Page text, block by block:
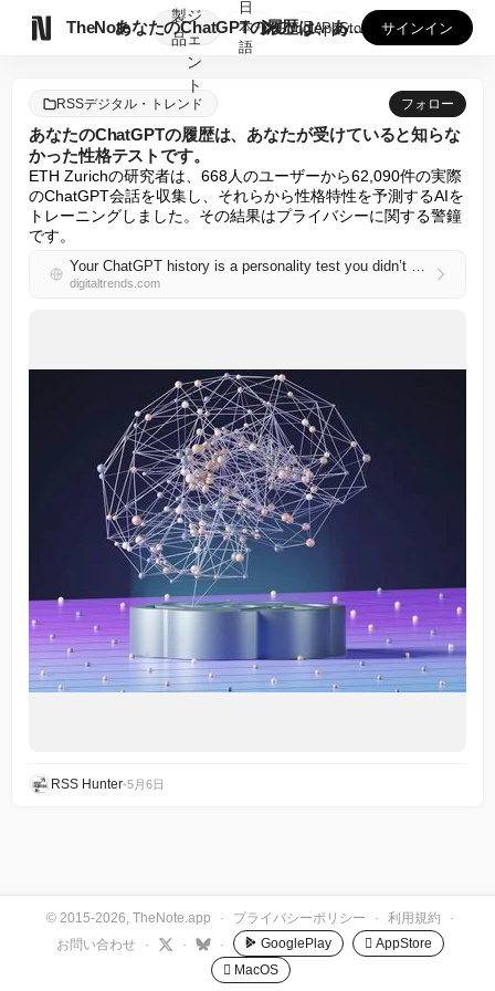
TheNote
製
品
ジ
ェ
ン
ト
あなたのChatGPTの履歴は、あなたが受けていると知らなか...
日
本
語
GooglePlay
AppStore サインイン
RSSデジタル・トレンド フォロー
あなたのChatGPTの履歴は、あなたが受けていると知らな
かった性格テストです。
ETH Zurichの研究者は、668人のユーザーから62,090件の実際
のChatGPT会話を収集し、それらから性格特性を予測するAIを
トレーニングしました。その結果はプライバシーに関する警鐘
です。
Your ChatGPT history is a personality test you didn’t know you were taking
digitaltrends.com
RSS Hunter•5月6日
© 2015-2026, TheNote.app · プライバシーポリシー · 利用規約
·
お問い合わせ
· · · GooglePlay
 AppStore
 MacOS